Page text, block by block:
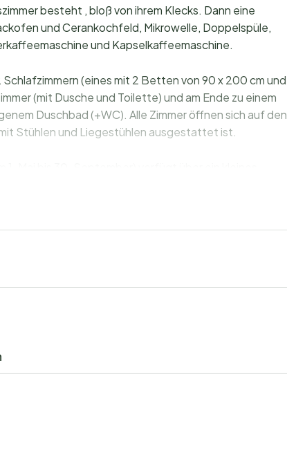
besteht , bloß von ihrem Klecks. Dann eine
und Cerankochfeld, Mikrowelle, Doppelspüle,
und Kapselkaffeemaschine.
(eines mit 2 Betten von 90 x 200 cm und
(mit Dusche und Toilette) und am Ende zu einem
Duschbad (+WC). Alle Zimmer öffnen sich auf den
Stühlen und Liegestühlen ausgestattet ist.
im Obergeschoss mit einem 140 x 190 cm großen Bett